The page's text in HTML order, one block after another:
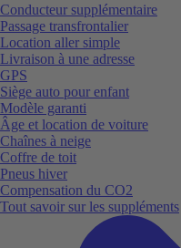
Conducteur supplémentaire
Passage transfrontalier
Location aller simple
Livraison à une adresse
GPS
Siège auto pour enfant
Modèle garanti
Âge et location de voiture
Chaînes à neige
Coffre de toit
Pneus hiver
Compensation du CO2
Tout savoir sur les suppléments